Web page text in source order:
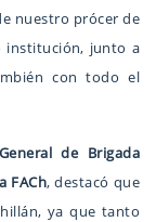
nuestro prócer de
institución, junto a
con todo el
de Brigada
FACh, destacó que
ya que tanto